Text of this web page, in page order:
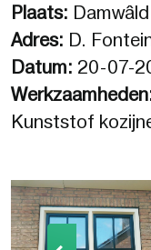
Plaats: Damwâld
Adres: D.
Datum: 20-07-
Kunststof